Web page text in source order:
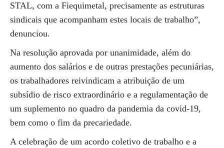
STAL, com a Fiequimetal, precisamente as estruturas
sindicais que acompanham estes locais de trabalho”,
denunciou.
Na resolução aprovada por unanimidade, além do
aumento dos salários e de outras prestações pecuniárias,
os trabalhadores reivindicam a atribuição de um
subsídio de risco extraordinário e a regulamentação de
um suplemento no quadro da pandemia da covid-19,
bem como o fim da precariedade.
A celebração de um acordo coletivo de trabalho e a